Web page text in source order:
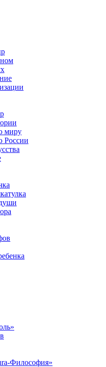
миру
России
Философия»